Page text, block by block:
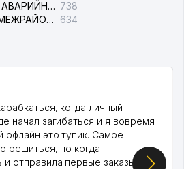
СЕРГЕЛИЙСКАЯ АВАРИЙНАЯ СЛУЖБА ЭЛЕКТРОСЕТИ 738
УЧТЕПИНСКИЙ МЕЖРАЙОННЫЙ СУД ПО ГРАЖДАНСКИМ ДЕЛАМ 634
когда личный
начал загибаться и я вовремя
офлайн это тупик. Самое
решиться, но когда
и отправила первые заказы,